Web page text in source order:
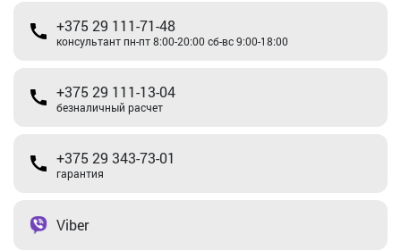
+375 29 111-71-48
консультант пн-пт 8:00-20:00 сб-вс 9:00-18:00
+375 29 111-13-04
безналичный расчет
+375 29 343-73-01
гарантия
Viber